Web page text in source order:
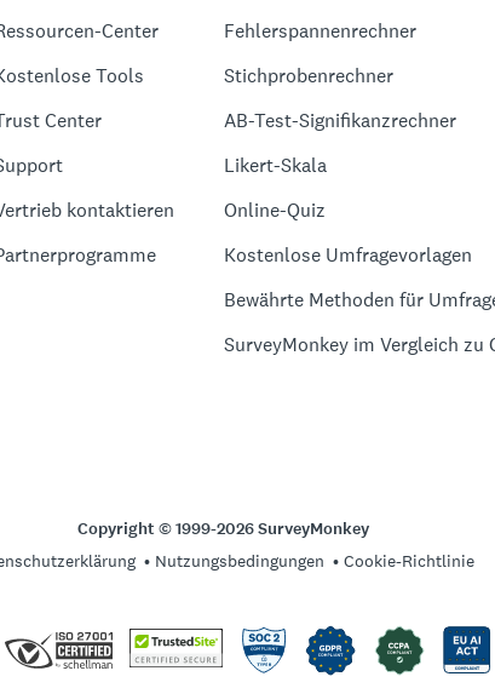
Center
Tools
Center
kontaktieren
Fehlerspannenrechner
Stichprobenrechner
AB-Test-Signifikanzrechner
Likert-Skala
Online-Quiz
Kostenlose Umfragevorlagen
Bewährte Methoden für
SurveyMonkey im Vergleich zu
Copyright © 1999-2026 SurveyMonkey
Nutzungsbedingungen Cookie-Richtlinie